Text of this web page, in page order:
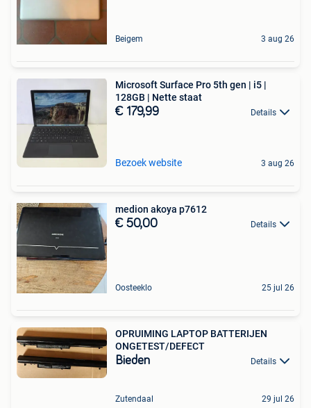
Beigem 3 aug 26
Microsoft Surface Pro 5th gen | i5 |
128GB | Nette staat
€ 179,99 Details
Bezoek website 3 aug 26
medion akoya p7612
€ 50,00 Details
Oosteeklo 25 jul 26
OPRUIMING LAPTOP BATTERIJEN
ONGETEST/DEFECT
Bieden Details
Zutendaal 29 jul 26